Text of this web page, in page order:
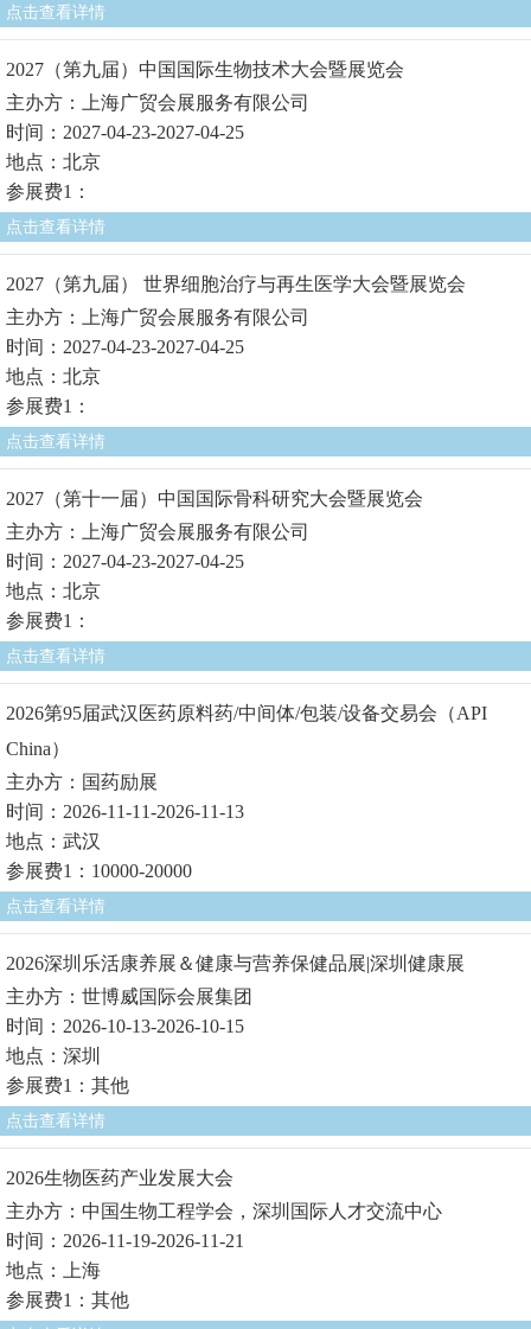
点击查看详情
2027（第九届）中国国际生物技术大会暨展览会
主办方：上海广贸会展服务有限公司
时间：2027-04-23-2027-04-25
地点：北京
参展费1：
点击查看详情
2027（第九届） 世界细胞治疗与再生医学大会暨展览会
主办方：上海广贸会展服务有限公司
时间：2027-04-23-2027-04-25
地点：北京
参展费1：
点击查看详情
2027（第十一届）中国国际骨科研究大会暨展览会
主办方：上海广贸会展服务有限公司
时间：2027-04-23-2027-04-25
地点：北京
参展费1：
点击查看详情
2026第95届武汉医药原料药/中间体/包装/设备交易会（API
China）
主办方：国药励展
时间：2026-11-11-2026-11-13
地点：武汉
参展费1：10000-20000
点击查看详情
2026深圳乐活康养展＆健康与营养保健品展|深圳健康展
主办方：世博威国际会展集团
时间：2026-10-13-2026-10-15
地点：深圳
参展费1：其他
点击查看详情
2026生物医药产业发展大会
主办方：中国生物工程学会，深圳国际人才交流中心
时间：2026-11-19-2026-11-21
地点：上海
参展费1：其他